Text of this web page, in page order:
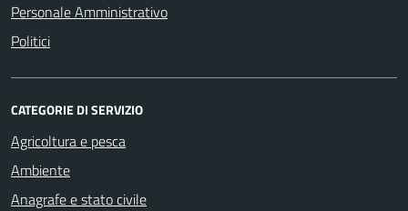
Personale Amministrativo
Politici
CATEGORIE DI SERVIZIO
Agricoltura e pesca
Ambiente
Anagrafe e stato civile